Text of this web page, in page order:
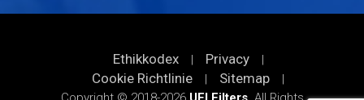
Ethikkodex | Privacy |
Cookie Richtlinie | Sitemap
|